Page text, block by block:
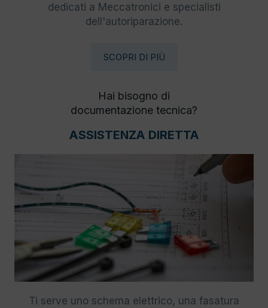
dedicati a Meccatronici e specialisti
dell'autoriparazione.
SCOPRI DI PIÙ
Hai bisogno di
documentazione tecnica?
ASSISTENZA DIRETTA
Ti serve uno schema elettrico, una fasatura